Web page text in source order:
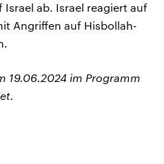
Israel ab. Israel reagiert auf
Angriffen auf Hisbollah-
19.06.2024 im Programm